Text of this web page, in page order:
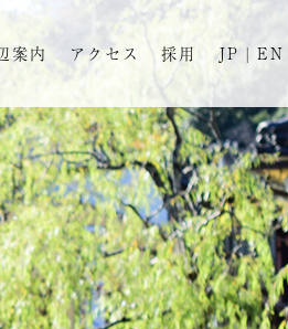
案内 アクセス 採用 JP | EN